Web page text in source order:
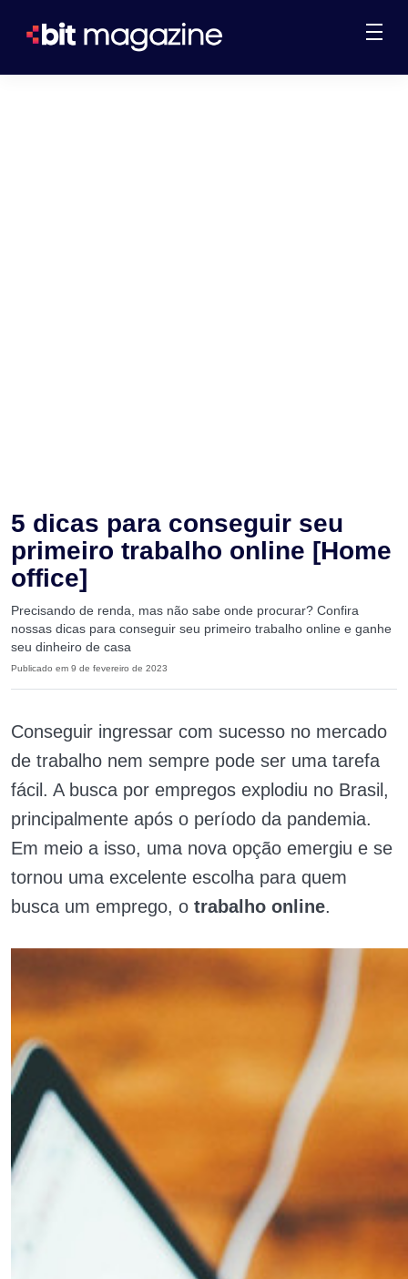
5 dicas para conseguir seu
primeiro trabalho online [Home
office]
Precisando de renda, mas não sabe onde procurar? Confira
nossas dicas para conseguir seu primeiro trabalho online e ganhe
seu dinheiro de casa
Publicado em 9 de fevereiro de 2023
Conseguir ingressar com sucesso no mercado
de trabalho nem sempre pode ser uma tarefa
fácil. A busca por empregos explodiu no Brasil,
principalmente após o período da pandemia.
Em meio a isso, uma nova opção emergiu e se
tornou uma excelente escolha para quem
busca um emprego, o trabalho online.